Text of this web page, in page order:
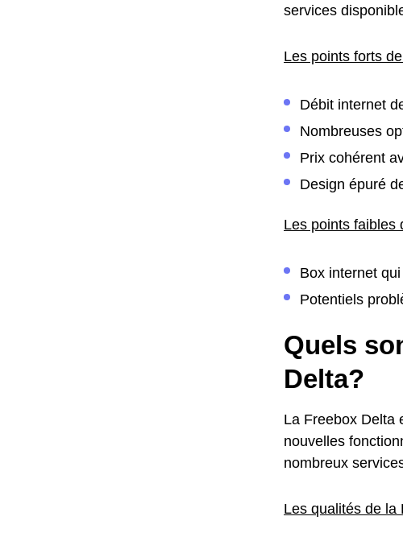
services
Les points forts
Débit internet
Nombreuses
Prix cohérent
Design épuré
Les points faibles
Box internet
Potentiels
Quels
Delta?
La Freebox Delta
nouvelles
nombreux
Les qualités de la